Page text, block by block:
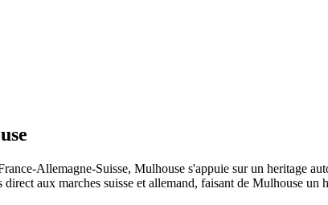
Allemagne-Suisse, Mulhouse s'appuie sur un heritage
aux marches suisse et allemand, faisant de Mulhouse